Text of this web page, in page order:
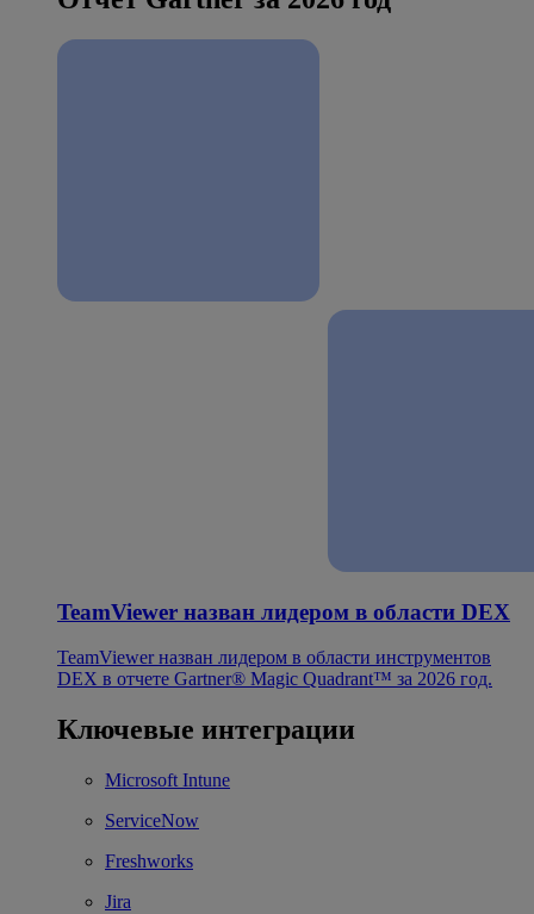
TeamViewer назван лидером в области DEX
TeamViewer назван лидером в области инструментов
DEX в отчете Gartner® Magic Quadrant™ за 2026 год.
Ключевые интеграции
Microsoft Intune
ServiceNow
Freshworks
Jira